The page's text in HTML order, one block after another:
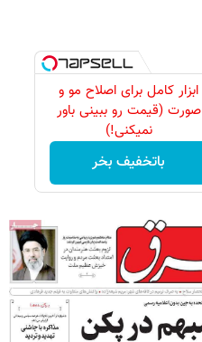
ابزار کامل برای اصلاح مو و
صورت (قیمت رو ببینی باور
نمیکنی!)
باتخفیف بخر